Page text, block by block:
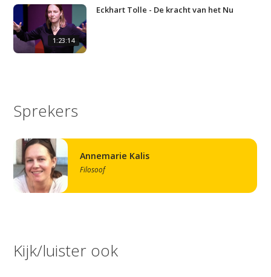
1:23:14
Eckhart Tolle - De kracht van het Nu
Sprekers
Annemarie Kalis
Filosoof
Kijk/luister ook